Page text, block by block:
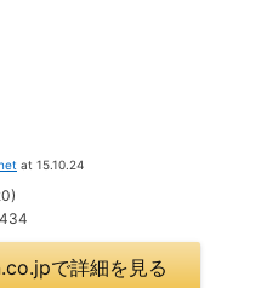
at 15.10.24
で詳細を見る